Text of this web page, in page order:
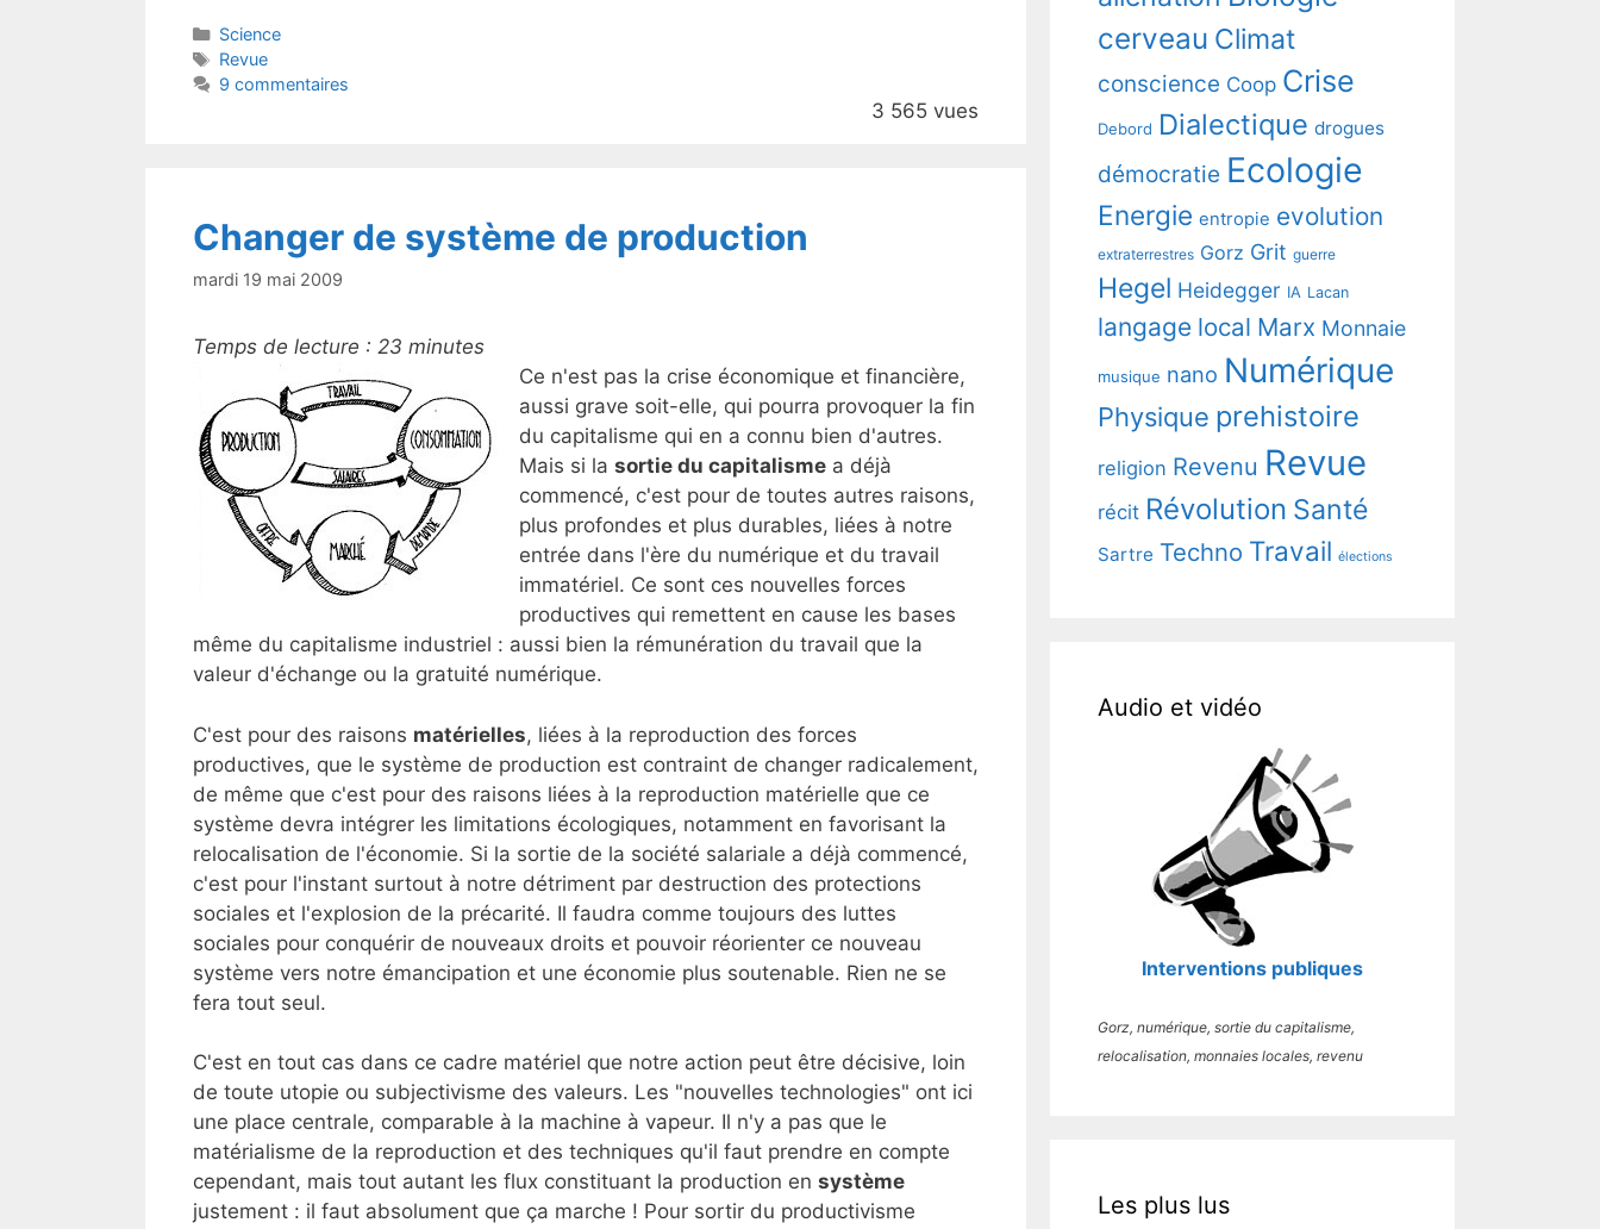
itt
er
b
Catégories
Science
Étiquettes
Revue
9 commentaires
3 565 vues
Changer de système de production
mardi 19 mai 2009
Temps de lecture : 23 minutes
Ce n'est pas la crise économique et financière,
aussi grave soit-elle, qui pourra provoquer la fin
du capitalisme qui en a connu bien d'autres.
Mais si la sortie du capitalisme a déjà
commencé, c'est pour de toutes autres raisons,
plus profondes et plus durables, liées à notre
entrée dans l'ère du numérique et du travail
immatériel. Ce sont ces nouvelles forces
productives qui remettent en cause les bases
même du capitalisme industriel : aussi bien la rémunération du travail que la
valeur d'échange ou la gratuité numérique.
C'est pour des raisons matérielles, liées à la reproduction des forces
productives, que le système de production est contraint de changer radicalement,
de même que c'est pour des raisons liées à la reproduction matérielle que ce
système devra intégrer les limitations écologiques, notamment en favorisant la
relocalisation de l'économie. Si la sortie de la société salariale a déjà commencé,
c'est pour l'instant surtout à notre détriment par destruction des protections
sociales et l'explosion de la précarité. Il faudra comme toujours des luttes
sociales pour conquérir de nouveaux droits et pouvoir réorienter ce nouveau
système vers notre émancipation et une économie plus soutenable. Rien ne se
fera tout seul.
C'est en tout cas dans ce cadre matériel que notre action peut être décisive, loin
de toute utopie ou subjectivisme des valeurs. Les "nouvelles technologies" ont ici
une place centrale, comparable à la machine à vapeur. Il n'y a pas que le
matérialisme de la reproduction et des techniques qu'il faut prendre en compte
cependant, mais tout autant les flux constituant la production en système
justement : il faut absolument que ça marche ! Pour sortir du productivisme
cerveau Climat
conscience Coop Crise
Debord Dialectique drogues
démocratie Ecologie
Energie entropie evolution
extraterrestres Gorz Grit guerre
Hegel Heidegger IA Lacan
langage local Marx Monnaie
musique nano Numérique
Physique prehistoire
religion Revenu Revue
récit Révolution Santé
Sartre Techno Travail élections
Audio et vidéo
Interventions publiques
Gorz, numérique, sortie du capitalisme,
relocalisation, monnaies locales, revenu
Les plus lus